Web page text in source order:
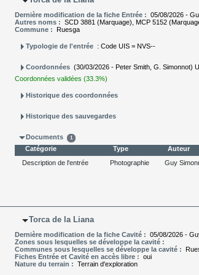
Dernière modification de la fiche Entrée : 05/08/2026 -
Autres noms : SCD 3881 (Marquage), MCP 5152
Commune :
Ruesga
arrow_right
Typologie de l'entrée: Code UIS = NVS--
arrow_right
Coordonnées(30/03/2026 - Peter Smith, G. Simonnot)
Coordonnées validées (33.3%)
arrow_right
Historique des coordonnées
arrow_right
Historique des sauvegardes
arrow_drop_down
Documents 1
Catégorie Type Auteur
Description de l'entrée
Photographie Guy
arrow_drop_downTorca de la Liana
Dernière modification de la fiche Cavité : 05/08/2026 -
Zones sous lesquelles se développe la cavité :
Communes sous lesquelles se développe la cavité :
Fiches Entrée et Cavité en accès libre : oui
Nature du terrain : Terrain d'exploration